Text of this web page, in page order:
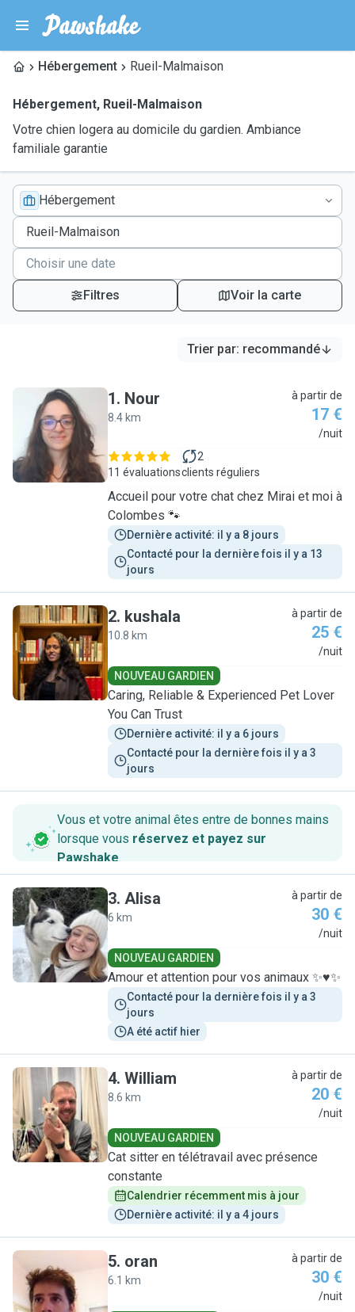
Hébergement Rueil-Malmaison
Hébergement, Rueil-Malmaison
Votre chien logera au domicile du gardien. Ambiance
familiale garantie
Hébergement
Filtres Voir la carte
Trier par: recommandé
N
1. Nour
8.4 km
à partir de
17 €
/nuit
11 évaluations
2
clients réguliers
Accueil pour votre chat chez Mirai et moi à
Colombes 🐾
Dernière activité: il y a 8 jours
Contacté pour la dernière fois il y a 13
jours
K
2. kushala
10.8 km
à partir de
25 €
/nuit
NOUVEAU GARDIEN
Caring, Reliable & Experienced Pet Lover
You Can Trust
Dernière activité: il y a 6 jours
Contacté pour la dernière fois il y a 3
jours
Vous et votre animal êtes entre de bonnes mains
lorsque vous réservez et payez sur
Pawshake.
A
3. Alisa
6 km
à partir de
30 €
/nuit
NOUVEAU GARDIEN
Amour et attention pour vos animaux ✨♥️✨
Contacté pour la dernière fois il y a 3
jours
A été actif hier
W
4. William
8.6 km
à partir de
20 €
/nuit
NOUVEAU GARDIEN
Cat sitter en télétravail avec présence
constante
Calendrier récemment mis à jour
Dernière activité: il y a 4 jours
O
5. oran
6.1 km
à partir de
30 €
/nuit